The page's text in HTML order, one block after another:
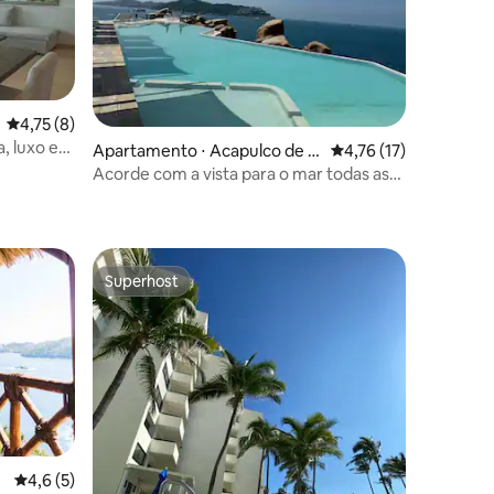
4,75 de uma avaliação média de 5, 8 avaliações
4,75 (8)
luxo e
Apartamento ⋅ Acapulco de J
uárez
4,76 de uma
4,76 (17)
Acorde com a vista para o mar todas as
4,6 de uma avaliação média de 5, 5 avaliações
4,6 (5)
Superhost
Superhost